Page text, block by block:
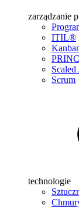
zarządzanie
ITIL®
Scrum
technologie